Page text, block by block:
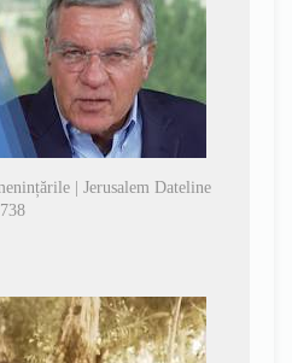
| Jerusalem Dateline
738